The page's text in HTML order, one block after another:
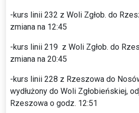
-kurs linii 232 z Woli Zgłob. do
zmiana na 12:45
-kurs linii 219 z Woli Zgłob. do
zmiana na 20:45
-kurs linii 228 z Rzeszowa do
wydłużony do Woli Zgłobieńskiej,
Rzeszowa o godz. 12:51